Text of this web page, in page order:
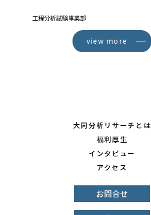
工程分析試験事業部
view more
大同分析リサーチとは
福利厚生
インタビュー
アクセス
お問合せ